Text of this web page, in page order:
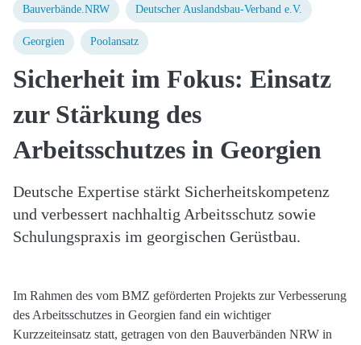
Bauverbände.NRW Deutscher Auslandsbau-Verband e.V.
Georgien Poolansatz
Sicherheit im Fokus: Einsatz
zur Stärkung des
Arbeitsschutzes in Georgien
Deutsche Expertise stärkt Sicherheitskompetenz
und verbessert nachhaltig Arbeitsschutz sowie
Schulungspraxis im georgischen Gerüstbau.
Im Rahmen des vom BMZ geförderten Projekts zur Verbesserung
des Arbeitsschutzes in Georgien fand ein wichtiger
Kurzzeiteinsatz statt, getragen von den Bauverbänden NRW in